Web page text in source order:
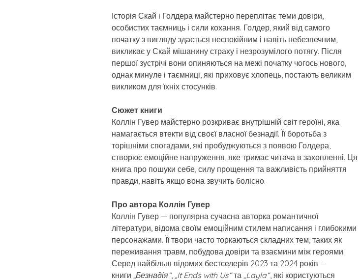
Історія Скай і Голдера майстерно переплітає теми довіри,
особистих таємниць і сили кохання. Голдер, який від самого
початку з вигляду здається неспокійним і навіть небезпечним,
викликає у Скай мішанину страху і незрозумілого потягу. Після
першої зустрічі вони опиняються на межі початку чогось нового,
однак минуле і таємниці, які приховує хлопець, постають великим
викликом для їхніх стосунків.
Сюжет книги
Коллін Гувер майстерно розкриває внутрішній світ героїні, яка
намагається втекти від своєї власної безнадії. Її боротьба з
торішніми спогадами, які пробуджуються з появою Голдера,
створює емоційне напруження, яке тримає читача в захопленні. Ця
книга про пошуки себе, силу прощення та важливість прийняття
правди, навіть якщо вона звучить болісно.
Про автора Коллін Гувер
Коллін Гувер — популярна сучасна авторка романтичної
літератури, відома своїм емоційним стилем написання і глибокими
персонажами. Її твори часто торкаються складних тем, таких як
переживання травм, побудова довіри та взаємини між героями.
Серед найбільш відомих бестселерів 2023 та 2024 років —
книги „Безнадія“, „It Ends with Us“та „Layla“, які користуються